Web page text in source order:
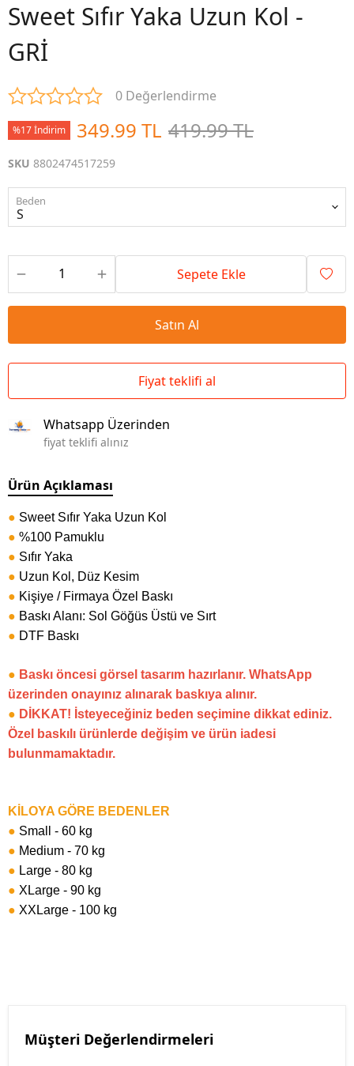
Sweet Sıfır Yaka Uzun Kol -
GRİ
0 Değerlendirme
%17 İndirim 349.99 TL 419.99 TL
SKU 8802474517259
Beden
Sepete Ekle
Satın Al
Fiyat teklifi al
Whatsapp Üzerinden
fiyat teklifi alınız
Ürün Açıklaması
● Sweet Sıfır Yaka Uzun Kol
● %100 Pamuklu
● Sıfır Yaka
● Uzun Kol, Düz Kesim
● Kişiye / Firmaya Özel Baskı
● Baskı Alanı: Sol Göğüs Üstü ve Sırt
● DTF Baskı
● Baskı öncesi görsel tasarım hazırlanır. WhatsApp
üzerinden onayınız alınarak baskıya alınır.
● DİKKAT! İsteyeceğiniz beden seçimine dikkat ediniz.
Özel baskılı ürünlerde değişim ve ürün iadesi
bulunmamaktadır.
KİLOYA GÖRE BEDENLER
● Small - 60 kg
● Medium - 70 kg
● Large - 80 kg
● XLarge - 90 kg
● XXLarge - 100 kg
Müşteri Değerlendirmeleri